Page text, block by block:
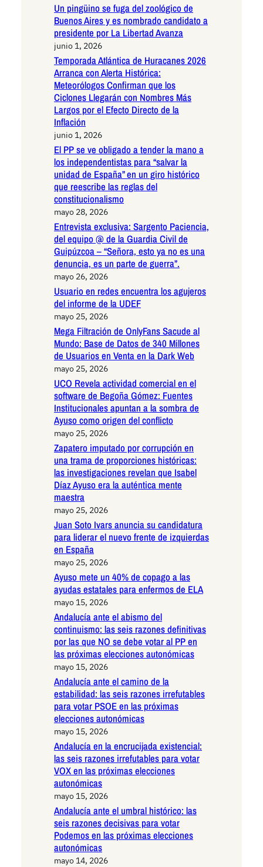
Un pingüino se fuga del zoológico de
Buenos Aires y es nombrado candidato a
presidente por La Libertad Avanza
junio 1, 2026
Temporada Atlántica de Huracanes 2026
Arranca con Alerta Histórica:
Meteorólogos Confirman que los
Ciclones Llegarán con Nombres Más
Largos por el Efecto Directo de la
Inflación
junio 1, 2026
El PP se ve obligado a tender la mano a
los independentistas para “salvar la
unidad de España” en un giro histórico
que reescribe las reglas del
constitucionalismo
mayo 28, 2026
Entrevista exclusiva: Sargento Paciencia,
del equipo @ de la Guardia Civil de
Guipúzcoa – “Señora, esto ya no es una
denuncia, es un parte de guerra”.
mayo 26, 2026
Usuario en redes encuentra los agujeros
del informe de la UDEF
mayo 25, 2026
Mega Filtración de OnlyFans Sacude al
Mundo: Base de Datos de 340 Millones
de Usuarios en Venta en la Dark Web
mayo 25, 2026
UCO Revela actividad comercial en el
software de Begoña Gómez: Fuentes
Institucionales apuntan a la sombra de
Ayuso como origen del conflicto
mayo 25, 2026
Zapatero imputado por corrupción en
una trama de proporciones históricas:
las investigaciones revelan que Isabel
Díaz Ayuso era la auténtica mente
maestra
mayo 25, 2026
Juan Soto Ivars anuncia su candidatura
para liderar el nuevo frente de izquierdas
en España
mayo 25, 2026
Ayuso mete un 40% de copago a las
ayudas estatales para enfermos de ELA
mayo 15, 2026
Andalucía ante el abismo del
continuismo: las seis razones definitivas
por las que NO se debe votar al PP en
las próximas elecciones autonómicas
mayo 15, 2026
Andalucía ante el camino de la
estabilidad: las seis razones irrefutables
para votar PSOE en las próximas
elecciones autonómicas
mayo 15, 2026
Andalucía en la encrucijada existencial:
las seis razones irrefutables para votar
VOX en las próximas elecciones
autonómicas
mayo 15, 2026
Andalucía ante el umbral histórico: las
seis razones decisivas para votar
Podemos en las próximas elecciones
autonómicas
mayo 14, 2026